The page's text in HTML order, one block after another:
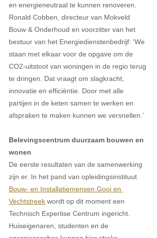
en energieneutraal te kunnen renoveren.
Ronald Cobben, directeur van Mokveld
Bouw & Onderhoud en voorzitter van het
bestuur van het Energiedienstenbedrijf: ‘We
staan met elkaar voor de opgave om de
CO2-uitstoot van woningen in de regio terug
te dringen. Dat vraagt om slagkracht,
innovatie en efficiëntie. Door met alle
partijen in de keten samen te werken en
afspraken te maken kunnen we versnellen.’
Belevingscentrum duurzaam bouwen en
wonen
De eerste resultaten van de samenwerking
zijn er. In het pand van opleidingsinstituut
Bouw- en Installatiemensen Gooi en
Vechtstreek wordt op dit moment een
Technisch Expertise Centrum ingericht.
Huiseigenaren, studenten en de